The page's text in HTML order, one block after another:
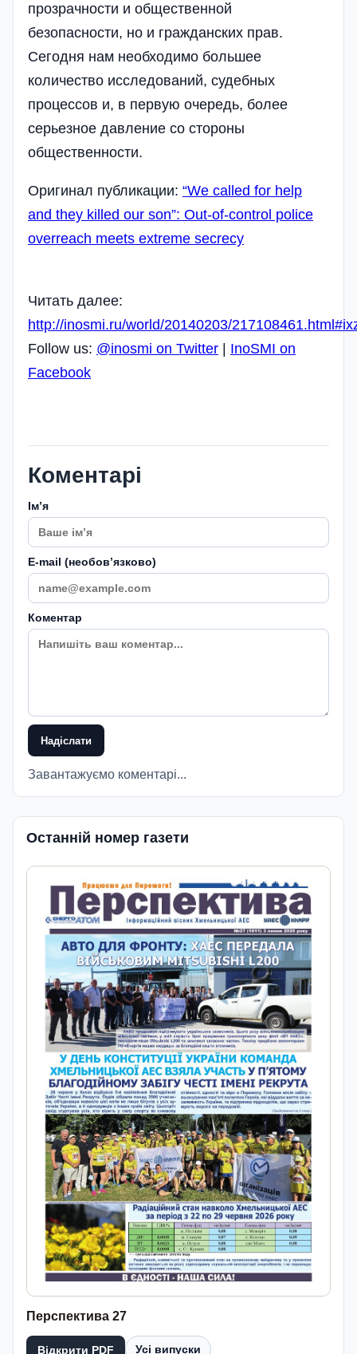
прозрачности и общественной
безопасности, но и гражданских прав.
Сегодня нам необходимо большее
количество исследований, судебных
процессов и, в первую очередь, более
серьезное давление со стороны
общественности.
Оригинал публикации: “We called for help
and they killed our son”: Out-of-control police
overreach meets extreme secrecy
Читать далее:
http://inosmi.ru/world/20140203/
Follow us: @inosmi on Twitter
InoSMI on
Facebook
Коментарі
Імʼя
E-mail (необовʼязково)
Коментар
Надіслати
Завантажуємо коментарі...
Останній номер газети
Перспектива 27
Відкрити PDF Усі випуски